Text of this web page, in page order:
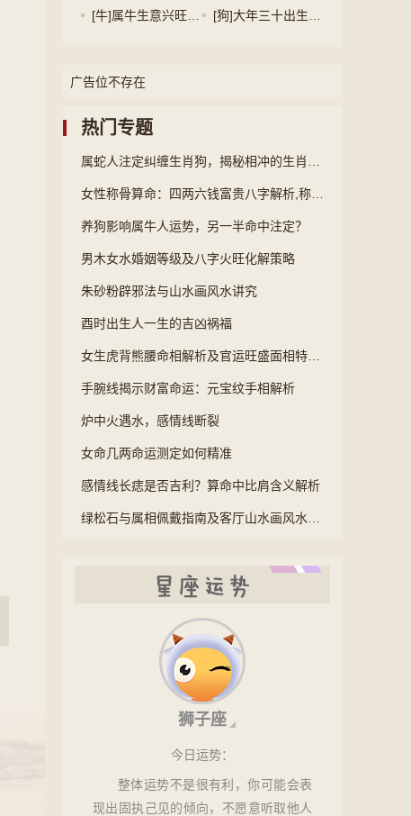
[牛]属牛生意兴旺之道及羊日冲牛化解策略 [狗]大年三十出生的属相计算及属狗最佳出生月份
广告位不存在
热门专题
养狗影响属牛人运势，另一半命中注定？
男木女水婚姻等级及八字火旺化解策略
朱砂粉辟邪法与山水画风水讲究
酉时出生人一生的吉凶祸福
手腕线揭示财富命运：元宝纹手相解析
炉中火遇水，感情线断裂
女命几两命运测定如何精准
感情线长痣是否吉利？算命中比肩含义解析
狮子座
今日运势：
整体运势不是很有利，你可能会表
现出固执己见的倾向，不愿意听取他人